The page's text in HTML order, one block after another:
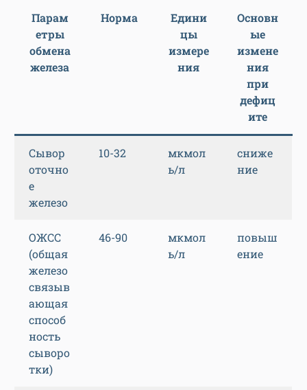
Парам
етры
обмена
железа
Норма
Едини
цы
измере
ния
Основн
ые
измене
ния
при
дефиц
ите
Сывор
оточно
е
железо
10-32
мкмол
ь/л
сниже
ние
ОЖСС
(общая
железо
связыв
ающая
способ
ность
сыворо
тки)
46-90
мкмол
ь/л
повыш
ение